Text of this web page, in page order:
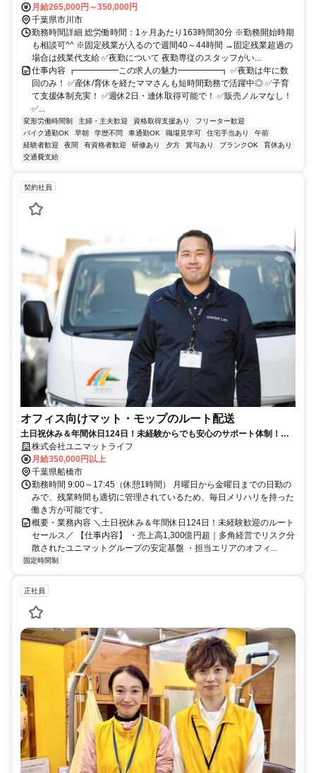
月給265,000円～350,000円
千葉県市川市
勤務時間詳細 総労働時間：1ヶ月あたり163時間30分 ※勤務開始時期
も相談可^^ ※固定残業が入るので週間40～44時間 →固定残業超過の
場合は残業代支給 ✅夜勤について 夜勤専従のスタッフがい...
仕事内容 ┏━━━━━この求人の魅力━━━━━┓ ✅夜勤は年に数
回のみ！ ✅産休/育休を経たママさんも短時間勤務で活躍中◎ ✅子育
て支援体制充実！ ✅週休2日・連休取得可能で！ ✅販売ノルマなし！
✅...
変形労働時間制 主婦・主夫歓迎 資格取得支援あり
フリーター歓迎
バイク通勤OK
早朝 学歴不問 車通勤OK 職場見学可 住宅手当あり
午前
経験者歓迎
夜間 有資格者歓迎 研修あり 夕方 賞与あり ブランクOK
育休あり
交通費支給
契約社員
オフィス向けマット・モップのルート配送
土日祝休み＆年間休日124日！未経験からでも安心のサポート体制！大
手企業の安定基盤のもとで働くルート配送！
株式会社ユニマットライフ
月給350,000円以上
千葉県船橋市
勤務時間 9:00～17:45（休憩1時間） 月曜日から金曜日までの日勤の
みで、残業時間も適切に管理されているため、毎日メリハリを持った
働き方が可能です。
概要・業務内容 ＼土日祝休み＆年間休日124日！未経験歓迎のルート
セールス／ 【仕事内容】 ・売上高1,300億円超｜多角経営でリスク分
散されたユニマットグループの安定基盤 ・担当エリアのオフィ...
固定時間制
正社員